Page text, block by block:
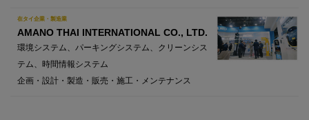
在タイ企業・製造業
AMANO THAI INTERNATIONAL CO., LTD.
環境システム、パーキングシステム、クリーンシス
テム、時間情報システム
企画・設計・製造・販売・施工・メンテナンス